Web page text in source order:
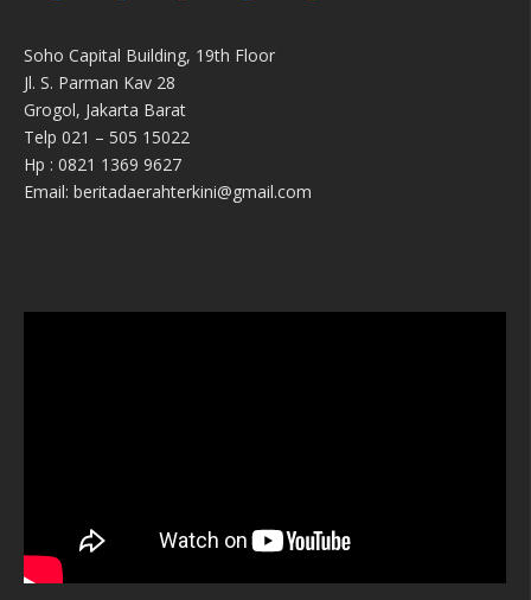
Soho Capital Building, 19th Floor
Jl. S. Parman Kav 28
Grogol, Jakarta Barat
Telp 021 – 505 15022
Hp : 0821 1369 9627
Email: beritadaerahterkini@gmail.com